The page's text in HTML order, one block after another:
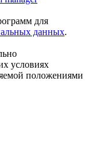
для
данных.
условиях
положениями